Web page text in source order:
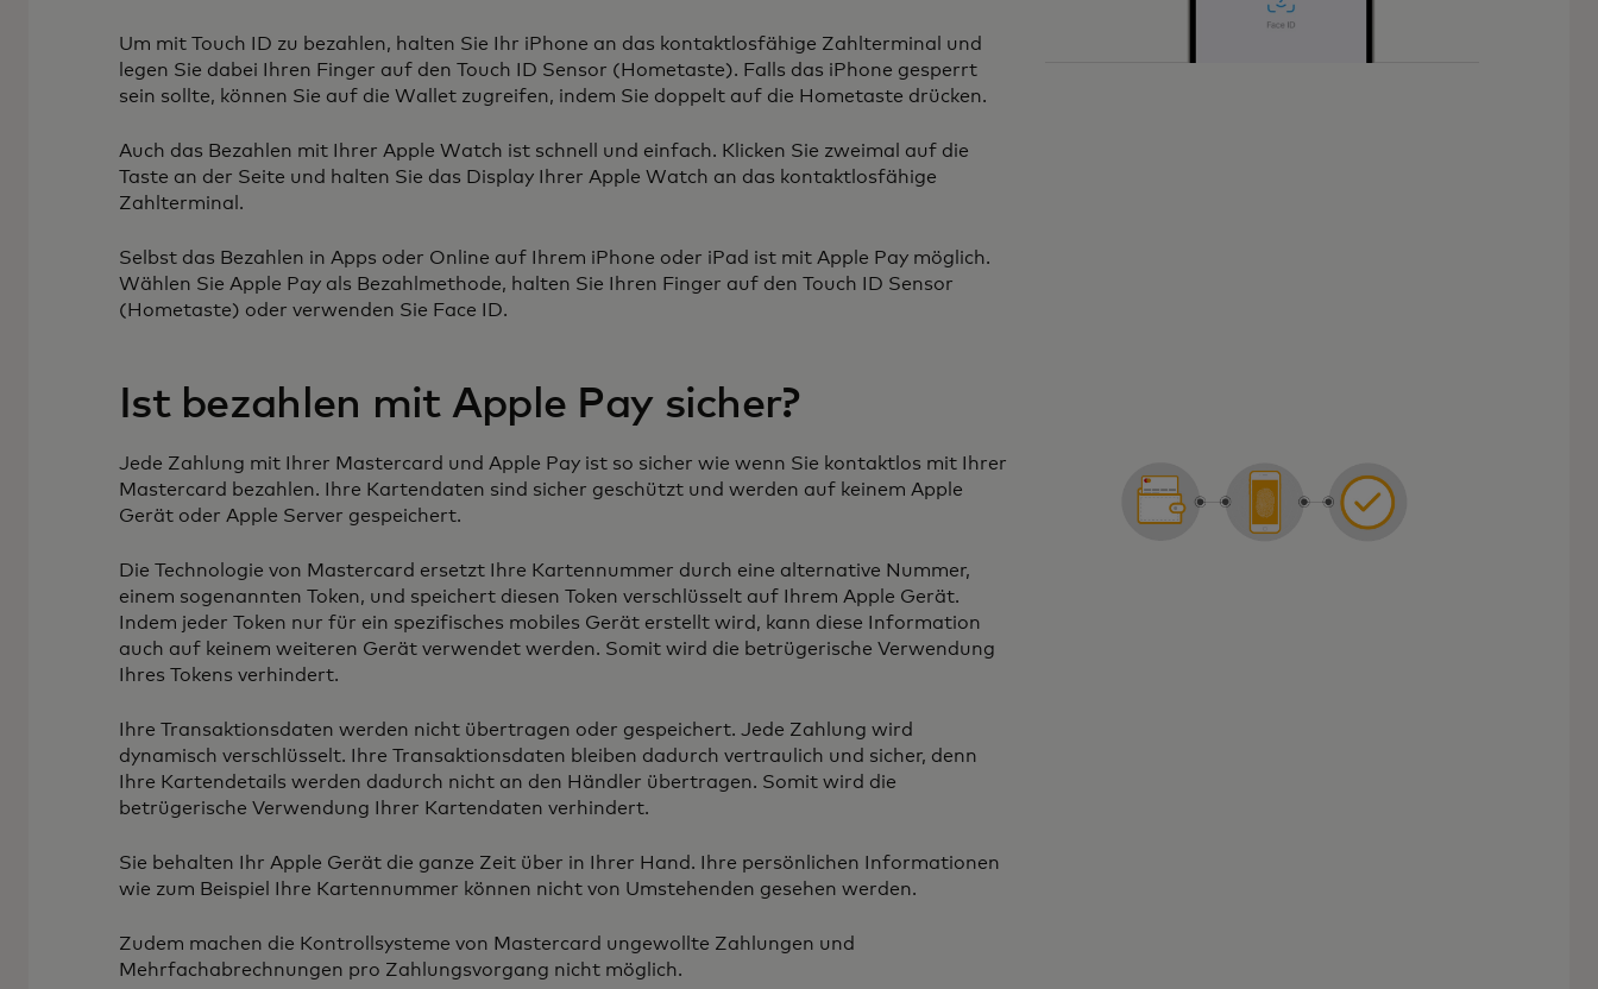
Um mit Touch ID zu bezahlen, halten Sie Ihr iPhone an das kontaktlosfähige Zahlterminal und
legen Sie dabei Ihren Finger auf den Touch ID Sensor (Hometaste). Falls das iPhone gesperrt
sein sollte, können Sie auf die Wallet zugreifen, indem Sie doppelt auf die Hometaste drücken.
Auch das Bezahlen mit Ihrer Apple Watch ist schnell und einfach. Klicken Sie zweimal auf die
Taste an der Seite und halten Sie das Display Ihrer Apple Watch an das kontaktlosfähige
Zahlterminal.
Selbst das Bezahlen in Apps oder Online auf Ihrem iPhone oder iPad ist mit Apple Pay möglich.
Wählen Sie Apple Pay als Bezahlmethode, halten Sie Ihren Finger auf den Touch ID Sensor
(Hometaste) oder verwenden Sie Face ID.
Ist bezahlen mit Apple Pay sicher?
Jede Zahlung mit Ihrer Mastercard und Apple Pay ist so sicher wie wenn Sie kontaktlos mit Ihrer
Mastercard bezahlen. Ihre Kartendaten sind sicher geschützt und werden auf keinem Apple
Gerät oder Apple Server gespeichert.
Die Technologie von Mastercard ersetzt Ihre Kartennummer durch eine alternative Nummer,
einem sogenannten Token, und speichert diesen Token verschlüsselt auf Ihrem Apple Gerät.
Indem jeder Token nur für ein spezifisches mobiles Gerät erstellt wird, kann diese Information
auch auf keinem weiteren Gerät verwendet werden. Somit wird die betrügerische Verwendung
Ihres Tokens verhindert.
Ihre Transaktionsdaten werden nicht übertragen oder gespeichert. Jede Zahlung wird
dynamisch verschlüsselt. Ihre Transaktionsdaten bleiben dadurch vertraulich und sicher, denn
Ihre Kartendetails werden dadurch nicht an den Händler übertragen. Somit wird die
betrügerische Verwendung Ihrer Kartendaten verhindert.
Sie behalten Ihr Apple Gerät die ganze Zeit über in Ihrer Hand. Ihre persönlichen Informationen
wie zum Beispiel Ihre Kartennummer können nicht von Umstehenden gesehen werden.
Zudem machen die Kontrollsysteme von Mastercard ungewollte Zahlungen und
Mehrfachabrechnungen pro Zahlungsvorgang nicht möglich.